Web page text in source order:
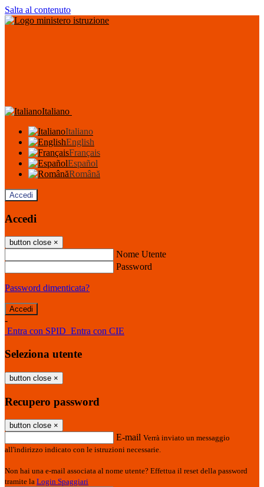
Salta al contenuto
Italiano
Italiano
English
Français
Español
Română
Accedi
Accedi
button close ×
Nome Utente
Password
Password dimenticata?
-
Entra con SPID Entra con CIE
Seleziona utente
button close ×
Recupero password
button close ×
E-mail Verrà inviato un messaggio
all'indirizzo indicato con le istruzioni necessarie.
Non hai una e-mail associata al nome utente? Effettua il reset della password
tramite la Login Spaggiari